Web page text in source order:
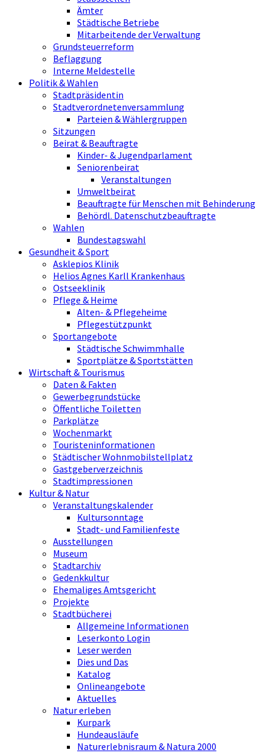
Ämter
Städtische Betriebe
Mitarbeitende der Verwaltung
Grundsteuerreform
Beflaggung
Interne Meldestelle
Politik & Wahlen
Stadtpräsidentin
Stadtverordnetenversammlung
Parteien & Wählergruppen
Sitzungen
Beirat & Beauftragte
Kinder- & Jugendparlament
Seniorenbeirat
Veranstaltungen
Umweltbeirat
Beauftragte für Menschen mit Behinderung
Behördl. Datenschutzbeauftragte
Wahlen
Bundestagswahl
Gesundheit & Sport
Asklepios Klinik
Helios Agnes Karll Krankenhaus
Ostseeklinik
Pflege & Heime
Alten- & Pflegeheime
Pflegestützpunkt
Sportangebote
Städtische Schwimmhalle
Sportplätze & Sportstätten
Wirtschaft & Tourismus
Daten & Fakten
Gewerbegrundstücke
Öffentliche Toiletten
Parkplätze
Wochenmarkt
Touristeninformationen
Städtischer Wohnmobilstellplatz
Gastgeberverzeichnis
Stadtimpressionen
Kultur & Natur
Veranstaltungskalender
Kultursonntage
Stadt- und Familienfeste
Ausstellungen
Museum
Stadtarchiv
Gedenkkultur
Ehemaliges Amtsgericht
Projekte
Stadtbücherei
Allgemeine Informationen
Leserkonto Login
Leser werden
Dies und Das
Katalog
Onlineangebote
Aktuelles
Natur erleben
Kurpark
Hundeausläufe
Naturerlebnisraum & Natura 2000